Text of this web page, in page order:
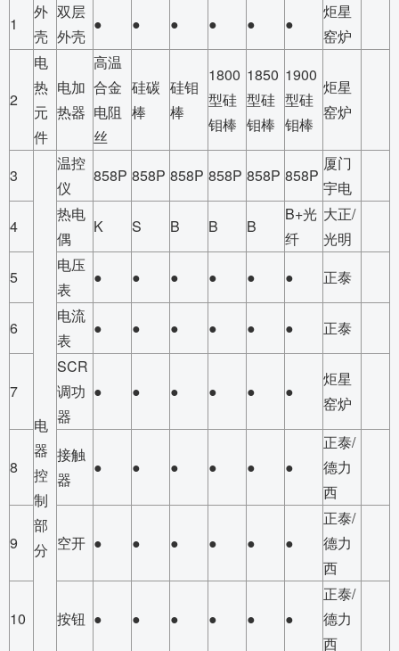
1
外
壳
双层
外壳
● ● ● ● ● ●
炬星
窑炉
2
电
热
元
件
电加
热器
高温
合金
电阻
丝
硅碳
棒
硅钼
棒
1800
型硅
钼棒
1850
型硅
钼棒
1900
型硅
钼棒
炬星
窑炉
3
电
器
控
制
部
分
温控
仪
858P 858P 858P 858P 858P 858P
厦门
宇电
4
热电
偶
K S B B B
B+光
纤
大正/
光明
5
电压
表
● ● ● ● ● ● 正泰
6
电流
表
● ● ● ● ● ● 正泰
7
SCR
调功
器
● ● ● ● ● ●
炬星
窑炉
8
接触
器
● ● ● ● ● ●
正泰/
德力
西
9 空开 ● ● ● ● ● ●
正泰/
德力
西
10 按钮 ● ● ● ● ● ●
正泰/
德力
西